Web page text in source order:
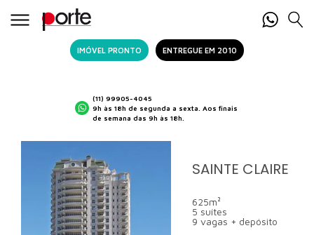
IMÓVEL PRONTO ENTREGUE EM 2010
(11) 99905-4045
9h às 18h de segunda a sexta. Aos finais
de semana das 9h às 18h.
SAINTE CLAIRE
625m²
5 suítes
9 vagas + depósito